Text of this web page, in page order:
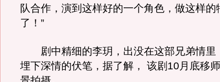
队合作，演到这样好的一个角色，做这样的
了！”
剧中精细的李玥，出没在这部兄弟情里
埋下深情的伏笔，据了解， 该剧10月底移